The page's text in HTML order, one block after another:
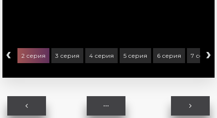
‹ 2 серия 3 серия 4 серия 5 серия 6 серия 7 серия
›